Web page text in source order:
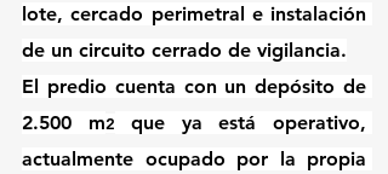
lote, cercado perimetral e instalación
de un circuito cerrado de vigilancia.
El predio cuenta con un depósito de
2.500 m2
que ya está operativo,
actualmente ocupado por la propia